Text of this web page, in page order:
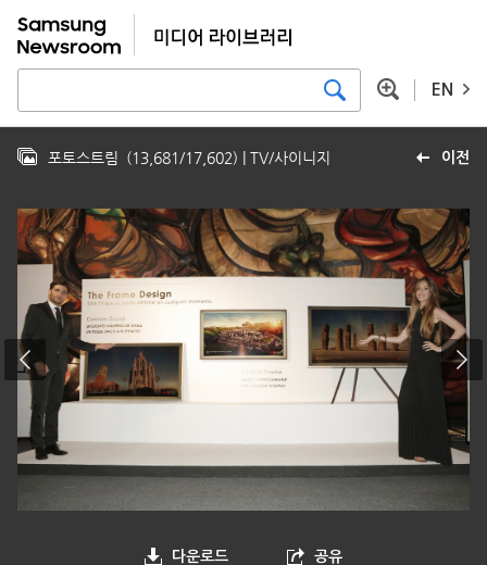
EN
이전
포토스트림 (13,681/17,602) | TV/사이니지
다운로드 공유